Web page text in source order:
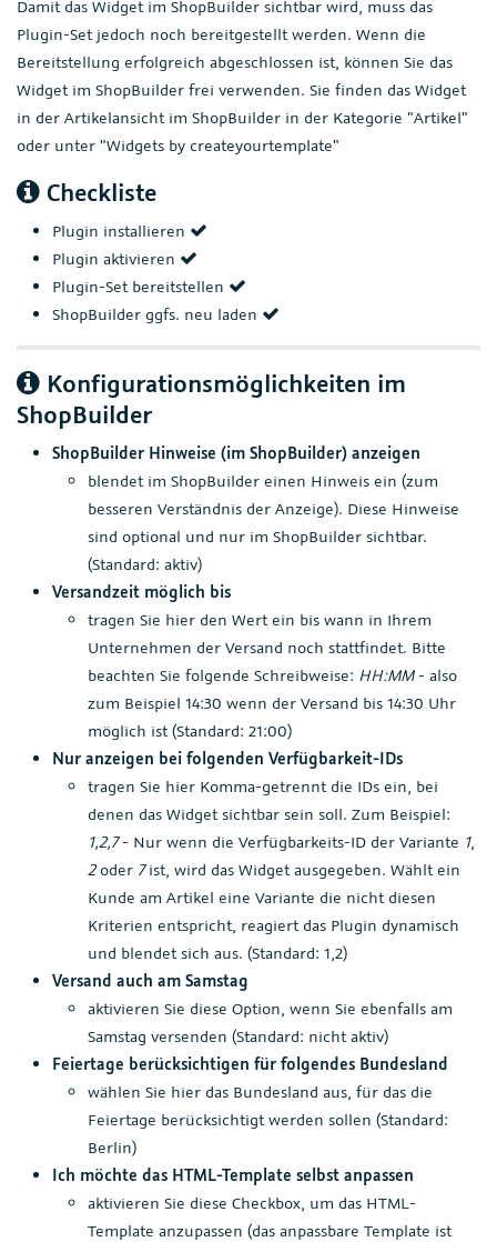
Damit das Widget im ShopBuilder sichtbar wird, muss das
Plugin-Set jedoch noch bereitgestellt werden. Wenn die
Bereitstellung erfolgreich abgeschlossen ist, können Sie das
Widget im ShopBuilder frei verwenden. Sie finden das Widget
in der Artikelansicht im ShopBuilder in der Kategorie "Artikel"
oder unter "Widgets by createyourtemplate"
Checkliste
Plugin installieren
Plugin aktivieren
Plugin-Set bereitstellen
ShopBuilder ggfs. neu laden
Konfigurationsmöglichkeiten im
ShopBuilder
ShopBuilder Hinweise (im ShopBuilder) anzeigen
blendet im ShopBuilder einen Hinweis ein (zum
besseren Verständnis der Anzeige). Diese Hinweise
sind optional und nur im ShopBuilder sichtbar.
(Standard: aktiv)
Versandzeit möglich bis
tragen Sie hier den Wert ein bis wann in Ihrem
Unternehmen der Versand noch stattfindet. Bitte
beachten Sie folgende Schreibweise: HH:MM- also
zum Beispiel 14:30 wenn der Versand bis 14:30 Uhr
möglich ist (Standard: 21:00)
Nur anzeigen bei folgenden Verfügbarkeit-IDs
tragen Sie hier Komma-getrennt die IDs ein, bei
denen das Widget sichtbar sein soll. Zum Beispiel:
1,2,7- Nur wenn die Verfügbarkeits-ID der Variante 1,
2oder 7ist, wird das Widget ausgegeben. Wählt ein
Kunde am Artikel eine Variante die nicht diesen
Kriterien entspricht, reagiert das Plugin dynamisch
und blendet sich aus. (Standard: 1,2)
Versand auch am Samstag
aktivieren Sie diese Option, wenn Sie ebenfalls am
Samstag versenden (Standard: nicht aktiv)
Feiertage berücksichtigen für folgendes Bundesland
wählen Sie hier das Bundesland aus, für das die
Feiertage berücksichtigt werden sollen (Standard:
Berlin)
Ich möchte das HTML-Template selbst anpassen
aktivieren Sie diese Checkbox, um das HTML-
Template anzupassen (das anpassbare Template ist